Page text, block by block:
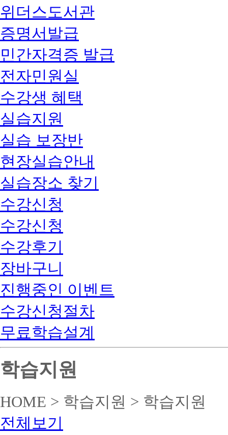
위더스도서관
증명서발급
민간자격증 발급
전자민원실
수강생 혜택
실습지원
실습 보장반
현장실습안내
실습장소 찾기
수강신청
수강신청
수강후기
장바구니
진행중인 이벤트
수강신청절차
무료학습설계
학습지원
HOME > 학습지원 > 학습지원
전체보기